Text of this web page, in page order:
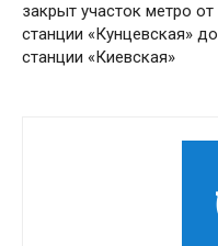
закрыт участок метро от
станции «Кунцевская» до
станции «Киевская»